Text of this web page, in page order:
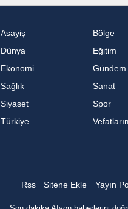
Asayiş
Bölge
Dünya
Eğitim
Ekonomi
Gündem
Sağlık
Sanat
Siyaset
Spor
Türkiye
Rss Sitene Ekle Yayın